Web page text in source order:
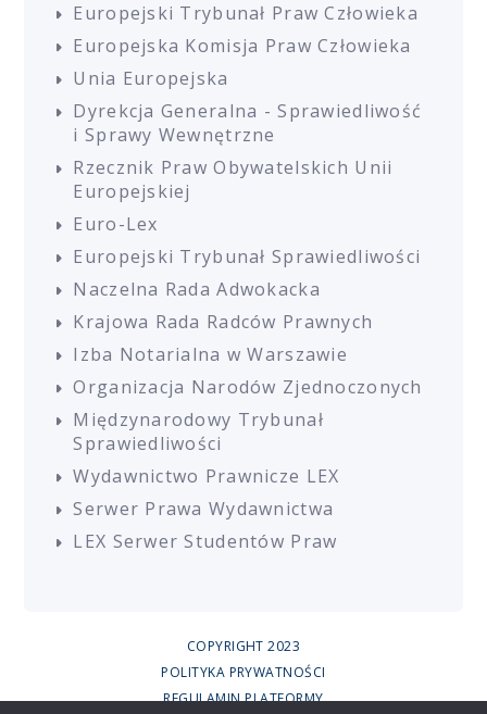
Europejski Trybunał Praw Człowieka
Europejska Komisja Praw Człowieka
Unia Europejska
Dyrekcja Generalna - Sprawiedliwość
i Sprawy Wewnętrzne
Rzecznik Praw Obywatelskich Unii
Europejskiej
Euro-Lex
Europejski Trybunał Sprawiedliwości
Naczelna Rada Adwokacka
Krajowa Rada Radców Prawnych
Izba Notarialna w Warszawie
Organizacja Narodów Zjednoczonych
Międzynarodowy Trybunał
Sprawiedliwości
Wydawnictwo Prawnicze LEX
Serwer Prawa Wydawnictwa
LEX Serwer Studentów Praw
COPYRIGHT 2023
POLITYKA PRYWATNOŚCI
REGULAMIN PLATFORMY